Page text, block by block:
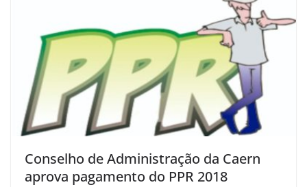
Conselho de Administração da Caern
aprova pagamento do PPR 2018